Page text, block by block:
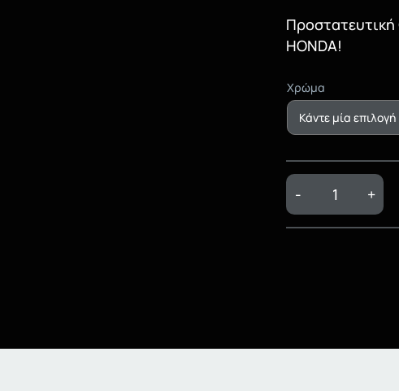
Προστατευτική
HONDA!
Χρώμα
- +